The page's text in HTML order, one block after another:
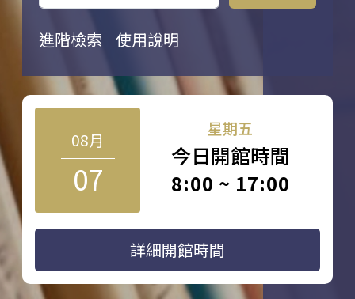
進階檢索 使用說明
08月
07
星期五
今日開館時間
8:00 ~ 17:00
詳細開館時間